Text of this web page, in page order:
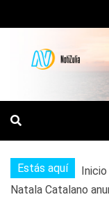
al
contenido
Estás aquí Inicio
Natala Catalano